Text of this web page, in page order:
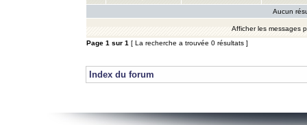
Aucun
Afficher les messages
Page 1 sur 1 [ La recherche a trouvée 0 résultats ]
Index du forum